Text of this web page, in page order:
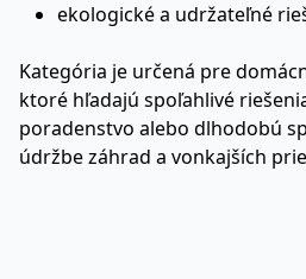
ekologické a udržateľné
Kategória je určená pre
ktoré hľadajú spoľahlivé
poradenstvo alebo dlhodobú
údržbe záhrad a vonkajších